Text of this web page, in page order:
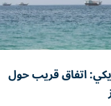
اتفاق قريب حول